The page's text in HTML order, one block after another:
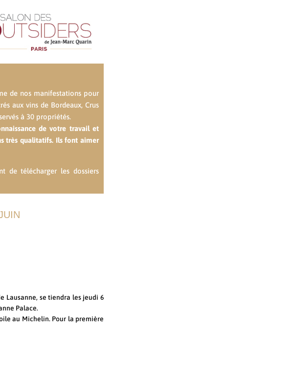
de nos manifestations pour
aux vins de Bordeaux, Crus
à 30 propriétés.
de votre travail et
très qualitatifs. Ils font aimer
de télécharger les dossiers
Lausanne, se tiendra les jeudi 6
Palace.
au Michelin. Pour la première